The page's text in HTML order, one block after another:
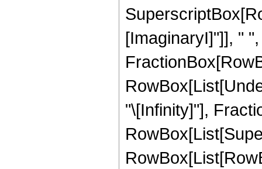
[ImaginaryI]"]], "
"\[Infinity]"],